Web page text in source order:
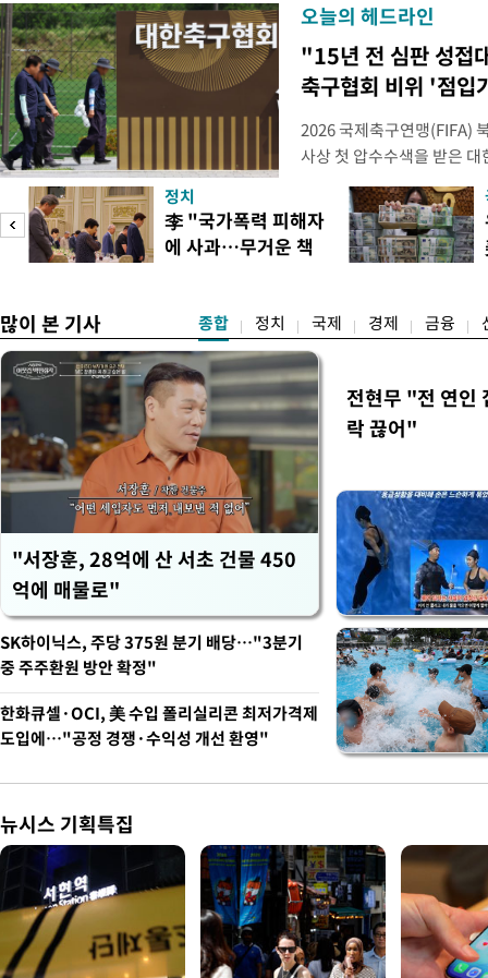
오늘의 헤드라인
"15년 전 심판 성접
축구협회 비위 '점입
2026 국제축구연맹(FIFA)
사상 첫 압수수색을 받은
거지면서 그야말로 쑥대
심판 성 접대 파문까지 파
돌이킬 수 없는 지경까지
홍명보 전 감독을 국가대
정치
李 "국가폭력 피해자
에 사과…무거운 책
많이 본 기사 종합 정치 국제 경제 금융
"서장훈, 28억에 산 서초 건물 450
억에 매물로"
전현무 "전 연인
락 끊어"
SK하이닉스, 주당 375원 분기 배당…"3분기
중 주주환원 방안 확정"
한화큐셀·OCI, 美 수입 폴리실리콘 최저가격제
도입에…"공정 경쟁·수익성 개선 환영"
뉴시스 기획특집